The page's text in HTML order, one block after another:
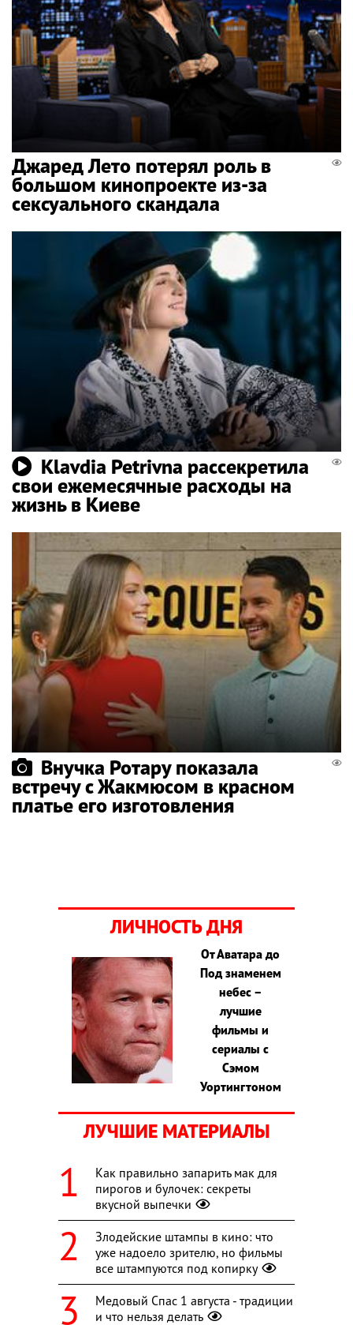
Джаред Лето потерял роль в
большом кинопроекте из-за
сексуального скандала
Klavdia Petrivna рассекретила
свои ежемесячные расходы на
жизнь в Киеве
Внучка Ротару показала
встречу с Жакмюсом в красном
платье его изготовления
ЛИЧНОСТЬ ДНЯ
От Аватара до
Под знаменем
небес –
лучшие
фильмы и
сериалы с
Сэмом
Уортингтоном
ЛУЧШИЕ МАТЕРИАЛЫ
Как правильно запарить мак для
пирогов и булочек: секреты
вкусной выпечки
Злодейские штампы в кино: что
уже надоело зрителю, но фильмы
все штампуются под копирку
Медовый Спас 1 августа - традиции
и что нельзя делать